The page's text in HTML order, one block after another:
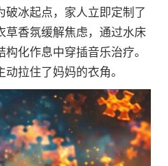
破冰起点，家人立即定制了
草香氛缓解焦虑，通过水床
化作息中穿插音乐治疗。
拉住了妈妈的衣角。